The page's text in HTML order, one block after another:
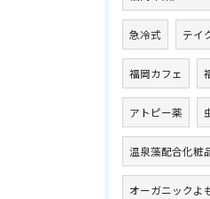
急冷式 テイ
福岡カフェ
アトピー薬
温泉藻配合化粧
オーガニックよ